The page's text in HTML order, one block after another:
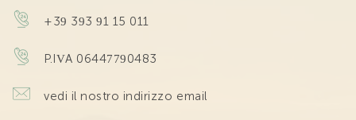
+39 393 91 15 011
P.IVA 06447790483
vedi il nostro indirizzo email